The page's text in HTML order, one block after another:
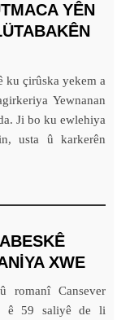
YÊN
ku çirûska yekem a
Yewnanan
Ji bo ku ewlehiya
usta û karkerên
XWE
romanî Cansever
ê 59 saliyê de li